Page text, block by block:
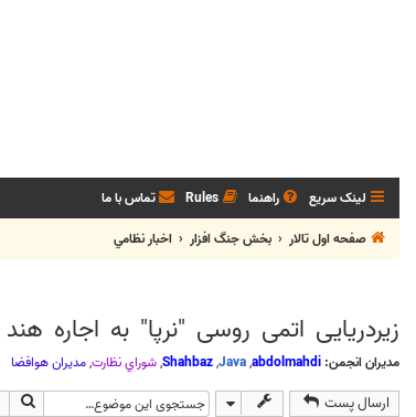
لینک سریع راهنما Rules تماس با ما
صفحه اول تالار
بخش جنگ افزار اخبار نظامي
زیردریایی اتمی روسی "نرپا" به اجاره
مدیران انجمن: abdolmahdi
,
Java
,
Shahbaz
,شوراي نظارت,مديران هوافضا
ارسال پست